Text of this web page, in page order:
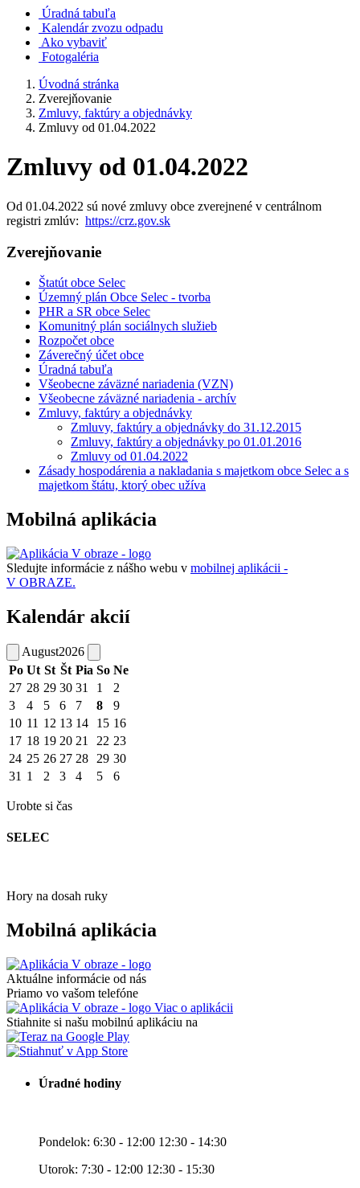
Úradná tabuľa
Kalendár zvozu odpadu
Ako vybaviť
Fotogaléria
Úvodná stránka
Zverejňovanie
Zmluvy, faktúry a objednávky
Zmluvy od 01.04.2022
Zmluvy od 01.04.2022
Od 01.04.2022 sú nové zmluvy obce zverejnené v centrálnom
registri zmlúv: https://crz.gov.sk
Zverejňovanie
Štatút obce Selec
Územný plán Obce Selec - tvorba
PHR a SR obce Selec
Komunitný plán sociálnych služieb
Rozpočet obce
Záverečný účet obce
Úradná tabuľa
Všeobecne záväzné nariadenia (VZN)
Všeobecne záväzné nariadenia - archív
Zmluvy, faktúry a objednávky
Zmluvy, faktúry a objednávky do 31.12.2015
Zmluvy, faktúry a objednávky po 01.01.2016
Zmluvy od 01.04.2022
Zásady hospodárenia a nakladania s majetkom obce Selec a s
majetkom štátu, ktorý obec užíva
Mobilná aplikácia
Sledujte informácie z nášho webu v mobilnej aplikácii -
V OBRAZE.
Kalendár akcií
August2026
Po Ut St Št Pia So Ne
27 28 29 30 31 1
2
3
4 5 6 7 8
9
10 11 12 13 14 15 16
17 18 19 20 21 22 23
24 25 26 27 28 29 30
31 1 2 3 4 5 6
Urobte si čas
SELEC
Hory na dosah ruky
Mobilná aplikácia
Aktuálne informácie od nás
Priamo vo vašom telefóne
Viac o aplikácii
Stiahnite si našu mobilnú aplikáciu na
Úradné hodiny
Pondelok: 6:30 - 12:00 12:30 - 14:30
Utorok: 7:30 - 12:00 12:30 - 15:30